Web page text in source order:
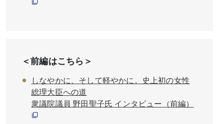
＜前編はこちら＞
しなやかに、そして軽やかに。史上初の女性
総理大臣への道
衆議院議員 野田聖子氏 インタビュー（前編）